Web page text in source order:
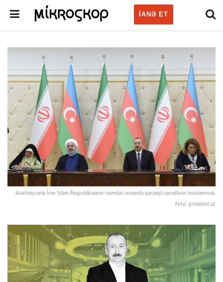
IANƏ ET
Azərbaycanla İran İslam Respublikasının rəsmiləri arasında qarşılıqlı sənədlərin imzalanması.
Foto: president.az